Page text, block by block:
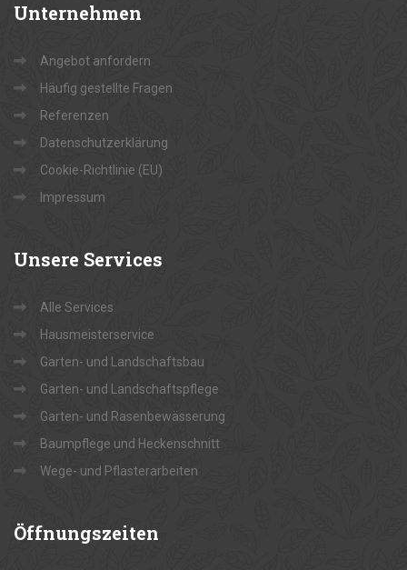
Unternehmen
Angebot anfordern
Häufig gestellte Fragen
Referenzen
Datenschutzerklärung
Cookie-Richtlinie (EU)
Impressum
Unsere Services
Alle Services
Hausmeisterservice
Garten- und Landschaftsbau
Garten- und Landschaftspflege
Garten- und Rasenbewässerung
Baumpflege und Heckenschnitt
Wege- und Pflasterarbeiten
Öffnungszeiten